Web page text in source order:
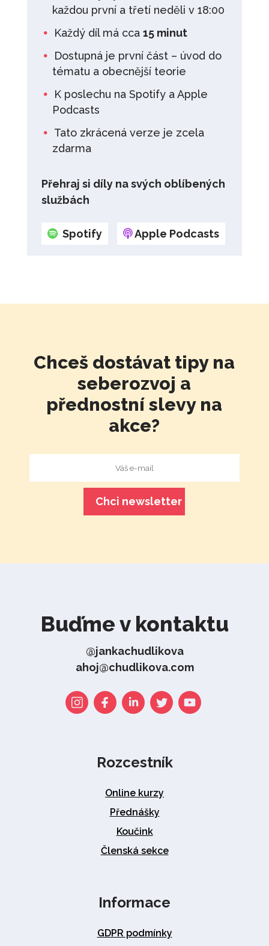
každou první a třetí neděli v 18:00
Každý díl má cca15 minut
Dostupná je první část – úvod do
tématu a obecnější teorie
K poslechu na Spotify a Apple
Podcasts
Tato zkrácená verze je zcela
zdarma
Přehraj si díly na svých oblíbených
službách
Spotify Apple Podcasts
Chceš dostávat tipy na
seberozvoj a
přednostní slevy na
akce?
Buďme v kontaktu
@jankachudlikova
ahoj@chudlikova.com
Rozcestník
Online kurzy
Přednášky
Koučink
Členská sekce
Informace
GDPR podmínky